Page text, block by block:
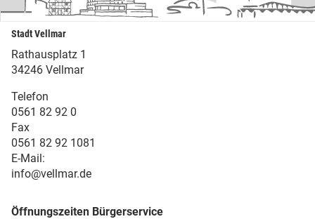
Stadt Vellmar
Rathausplatz 1
34246 Vellmar
Telefon
0561 82 92 0
Fax
0561 82 92 1081
E-Mail:
info@vellmar.de
Öffnungszeiten Bürgerservice